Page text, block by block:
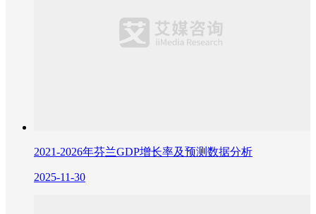
2021-2026年芬兰GDP增长率及预测数据分析
2025-11-30